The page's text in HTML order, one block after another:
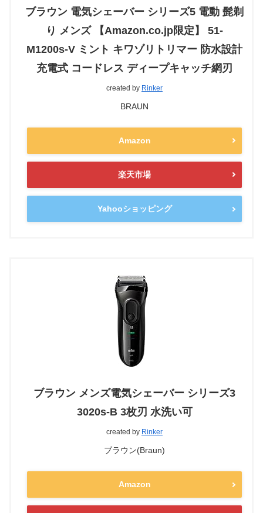
ブラウン 電気シェーバー シリーズ5 電動 髭剃
り メンズ 【Amazon.co.jp限定】 51-
M1200s-V ミント キワゾリトリマー 防水設計
充電式 コードレス ディープキャッチ網刃
created by Rinker
BRAUN
Amazon
楽天市場
Yahooショッピング
ブラウン メンズ電気シェーバー シリーズ3
3020s-B 3枚刃 水洗い可
created by Rinker
ブラウン(Braun)
Amazon